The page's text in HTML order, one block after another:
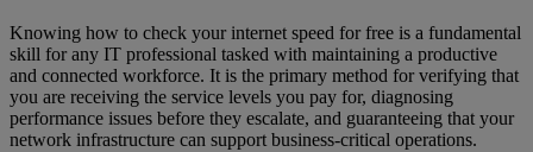
Knowing how to check your internet speed for free is a fundamental
skill for any IT professional tasked with maintaining a productive
and connected workforce. It is the primary method for verifying that
you are receiving the service levels you pay for, diagnosing
performance issues before they escalate, and guaranteeing that your
network infrastructure can support business-critical operations.